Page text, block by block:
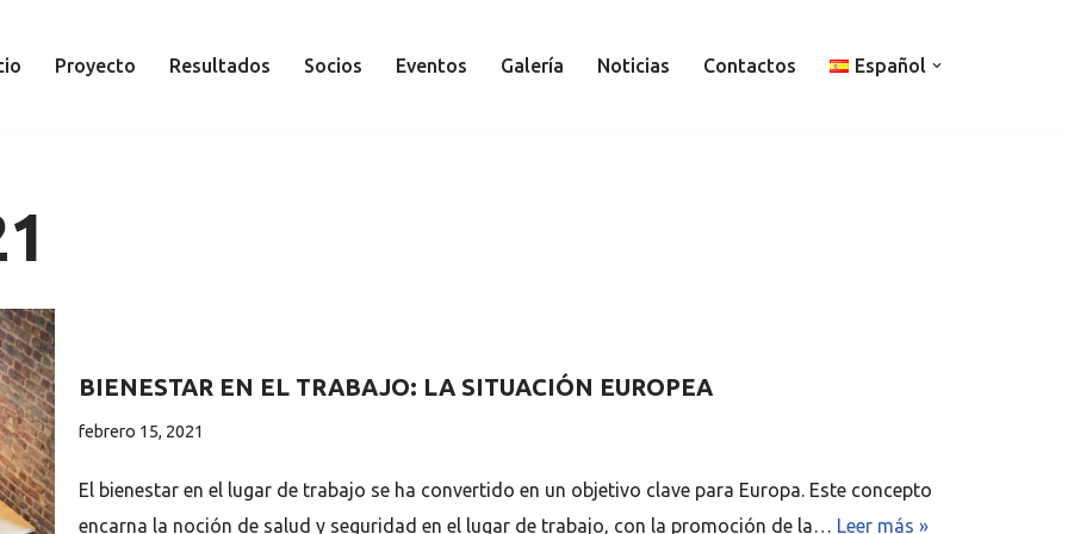
Proyecto Resultados Socios Eventos Galería Noticias Contactos Español
BIENESTAR EN EL TRABAJO: LA SITUACIÓN EUROPEA
febrero 15, 2021
El bienestar en el lugar de trabajo se ha convertido en un objetivo clave para Europa. Este concepto
encarna la noción de salud y seguridad en el lugar de trabajo, con la promoción de la… Leer más »